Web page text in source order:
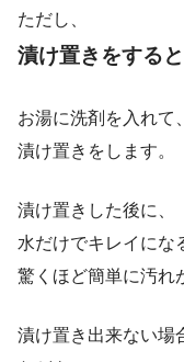
ただし、
漬け置きをする
お湯に洗剤を入れて、
漬け置きをします。
漬け置きした後に、
水だけでキレイにな
驚くほど簡単に汚れ
漬け置き出来ない場